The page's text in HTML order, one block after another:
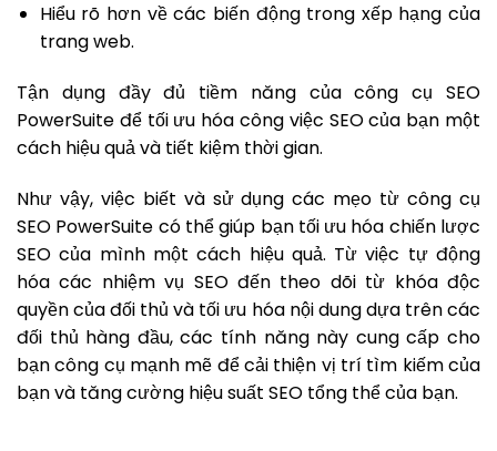
Hiểu rõ hơn về các biến động trong xếp hạng của
trang web.
Tận dụng đầy đủ tiềm năng của công cụ SEO
PowerSuite để tối ưu hóa công việc SEO của bạn một
cách hiệu quả và tiết kiệm thời gian.
Như vậy, việc biết và sử dụng các mẹo từ công cụ
SEO PowerSuite có thể giúp bạn tối ưu hóa chiến lược
SEO của mình một cách hiệu quả. Từ việc tự động
hóa các nhiệm vụ SEO đến theo dõi từ khóa độc
quyền của đối thủ và tối ưu hóa nội dung dựa trên các
đối thủ hàng đầu, các tính năng này cung cấp cho
bạn công cụ mạnh mẽ để cải thiện vị trí tìm kiếm của
bạn và tăng cường hiệu suất SEO tổng thể của bạn.